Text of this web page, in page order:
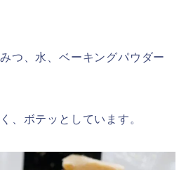
つ、水、ベーキングパウダー
、ボテッとしています。